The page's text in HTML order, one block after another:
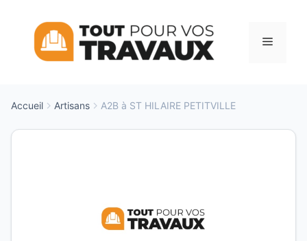
contenu
Menu
Accueil Artisans A2B à ST HILAIRE PETITVILLE